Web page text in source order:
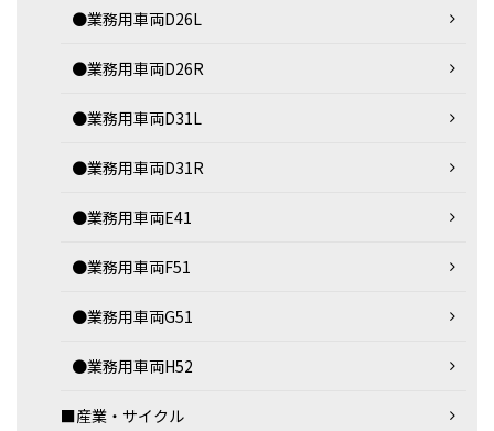
●業務用車両D26L
●業務用車両D26R
●業務用車両D31L
●業務用車両D31R
●業務用車両E41
●業務用車両F51
●業務用車両G51
●業務用車両H52
■産業・サイクル